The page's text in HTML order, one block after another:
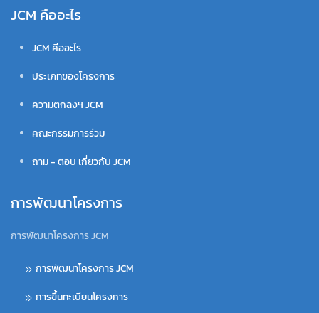
JCM คืออะไร
JCM คืออะไร
ประเภทของโครงการ
ความตกลงฯ JCM
คณะกรรมการร่วม
ถาม - ตอบ เกี่ยวกับ JCM
การพัฒนาโครงการ
การพัฒนาโครงการ JCM
การพัฒนาโครงการ JCM
การขึ้นทะเบียนโครงการ